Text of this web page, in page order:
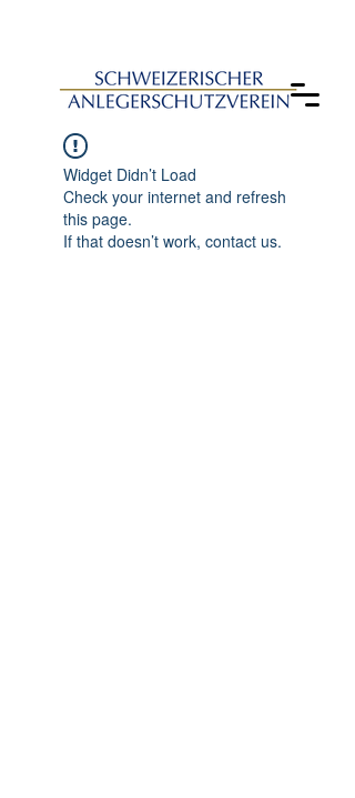
Widget Didn’t Load
Check your internet and refresh
this page.
If that doesn’t work, contact us.